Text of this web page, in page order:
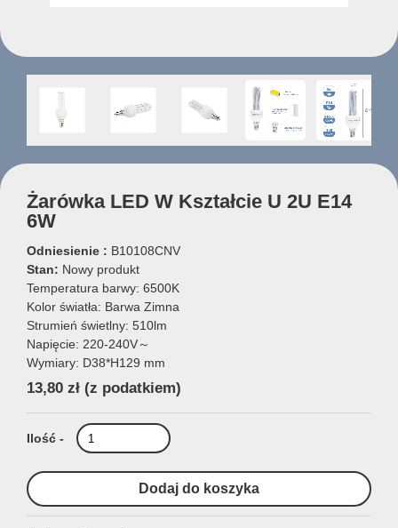
Żarówka LED W Kształcie U 2U E14
6W
Odniesienie : B10108CNV
Stan: Nowy produkt
Temperatura barwy: 6500K
Kolor światła: Barwa Zimna
Strumień świetlny: 510lm
Napięcie: 220-240V～
Wymiary: D38*H129 mm
13,80 zł (z podatkiem)
Ilość -